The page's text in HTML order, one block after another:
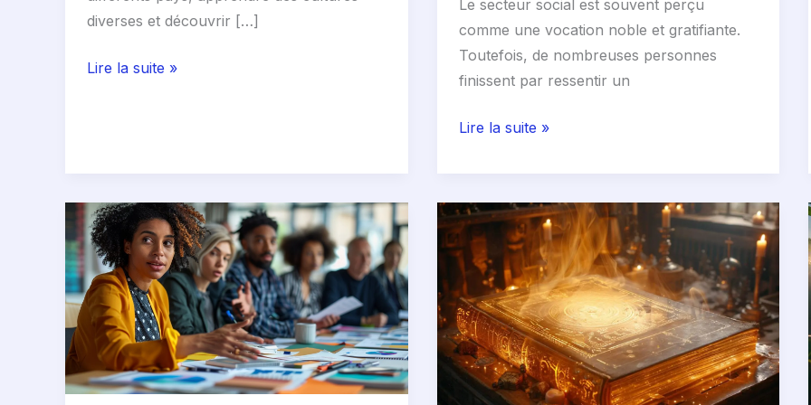
diverses et découvrir […]
Lire la suite »
Le secteur social est souvent perçu
comme une vocation noble et gratifiante.
Toutefois, de nombreuses personnes
finissent par ressentir un
Lire la suite »
Comprendre
la
réunion
d’équipe
éducative
définition,
droits
3
secrets
de
Fatima
dévoilés
:
vous
serez